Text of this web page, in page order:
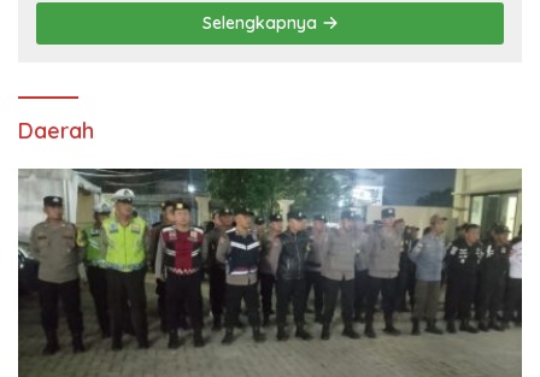
Selengkapnya
Daerah